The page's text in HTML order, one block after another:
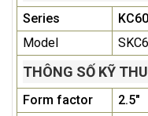
Series
Model
THÔNG SỐ KỸ
Form factor 2.5"